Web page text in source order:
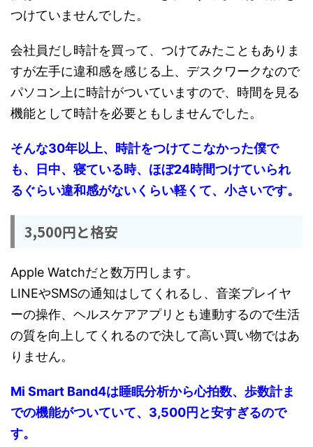
つけていませんでした。
会社員だし時計を買って、つけてみたこともありま
すが左手に違和感を感じる上、デスクワークなので
パソコン上に時計がついていますので、時間を見る
機能として時計を必要ともしませんでした。
そんな30年以上、時計をつけてこなかった僕で
も、日中、寝ている時、ほぼ24時間つけていられ
るぐらい違和感がないくらい軽くて、小さいです。
3,500円と格安
Apple Watchだと数万円します。
LINEやSMSの通知はしてくれるし、音楽プレイヤ
ーの操作、ヘルスケアアプリとも連動するので生活
の質を向上してくれるので決して高い買い物ではあ
りません。
Mi Smart Band4は睡眠分析から心拍数、歩数計ま
での機能がついていて、3,500円と安すぎるので
す。